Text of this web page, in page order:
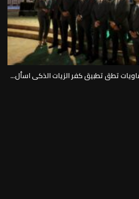
تطق تطبيق كفر الزيات الذكى اسأل...